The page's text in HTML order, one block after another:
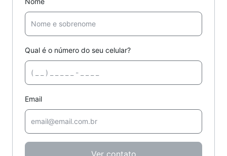
Qual é o número do seu celular?
Email
Ver contato